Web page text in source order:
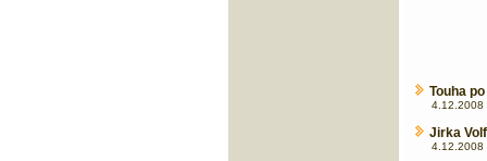
Touha
4.12.2008
Jirka
4.12.2008